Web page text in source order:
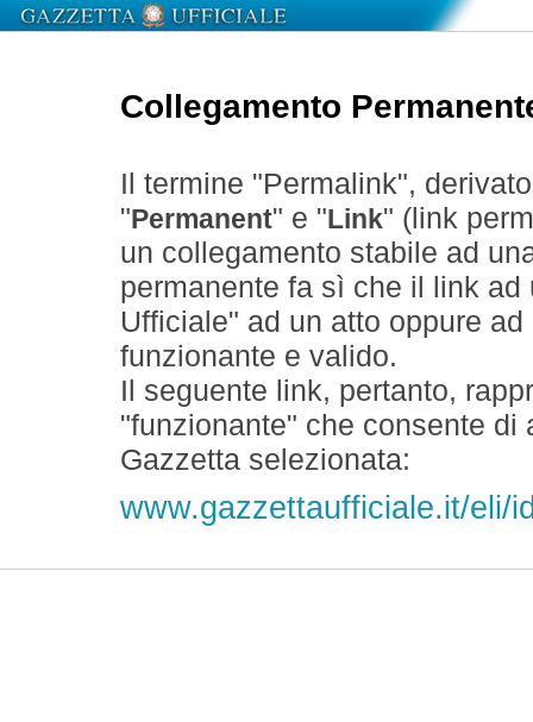
Collegamento
Il termine "Permalink",
" Permanent" e " Link" (link
un collegamento stabile ad
permanente fa sì che il link
Ufficiale" ad un atto oppure
funzionante e valido.
Il seguente link, pertanto,
"funzionante" che consente
Gazzetta selezionata:
www.gazzettaufficiale.it/eli/